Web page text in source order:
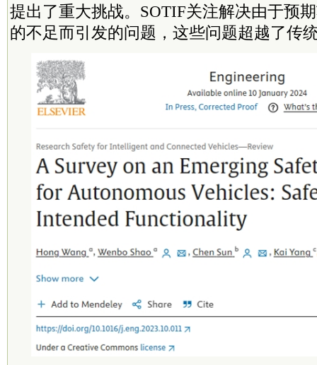
提出了重大挑战。SOTIF关注解决由于预
的不足而引发的问题，这些问题超越了传